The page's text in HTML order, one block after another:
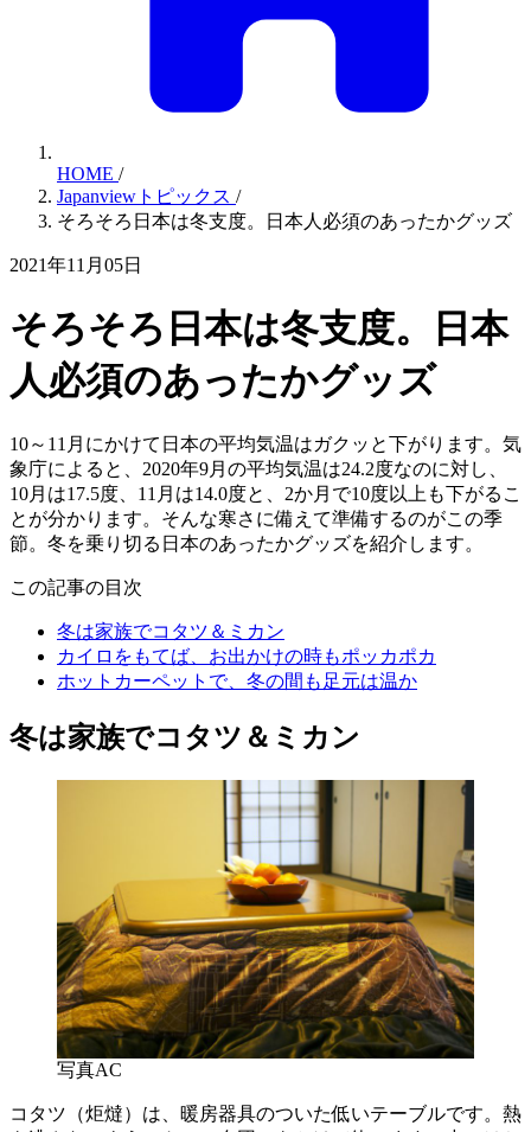
HOME /
Japanviewトピックス /
そろそろ日本は冬支度。日本人必須のあったかグッズ
2021年11月05日
そろそろ日本は冬支度。日本
人必須のあったかグッズ
10～11月にかけて日本の平均気温はガクッと下がります。気
象庁によると、2020年9月の平均気温は24.2度なのに対し、
10月は17.5度、11月は14.0度と、2か月で10度以上も下がるこ
とが分かります。そんな寒さに備えて準備するのがこの季
節。冬を乗り切る日本のあったかグッズを紹介します。
この記事の目次
冬は家族でコタツ＆ミカン
カイロをもてば、お出かけの時もポッカポカ
ホットカーペットで、冬の間も足元は温か
冬は家族でコタツ＆ミカン
写真AC
コタツ（炬燵）は、暖房器具のついた低いテーブルです。熱